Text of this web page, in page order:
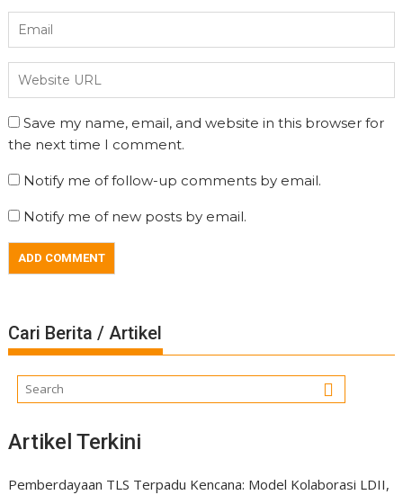
Save my name, email, and website in this browser for
the next time I comment.
Notify me of follow-up comments by email.
Notify me of new posts by email.
Cari Berita / Artikel
Artikel Terkini
Pemberdayaan TLS Terpadu Kencana: Model Kolaborasi LDII,